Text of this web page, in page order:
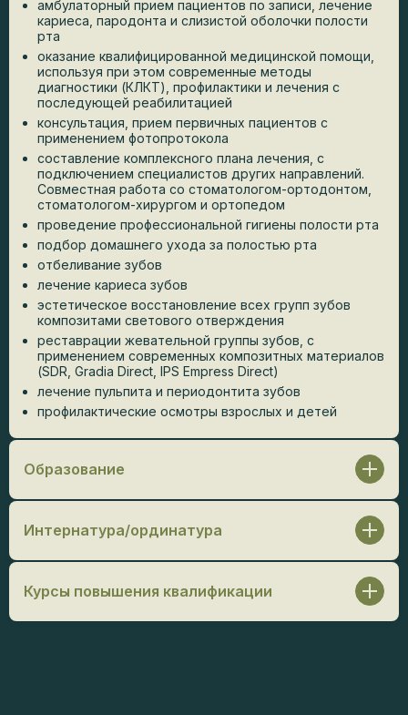
амбулаторный прием пациентов по записи, лечение
кариеса, пародонта и слизистой оболочки полости
рта
оказание квалифицированной медицинской помощи,
используя при этом современные методы
диагностики (КЛКТ), профилактики и лечения с
последующей реабилитацией
консультация, прием первичных пациентов с
применением фотопротокола
составление комплексного плана лечения, с
подключением специалистов других направлений.
Совместная работа со стоматологом-ортодонтом,
стоматологом-хирургом и ортопедом
проведение профессиональной гигиены полости рта
подбор домашнего ухода за полостью рта
отбеливание зубов
лечение кариеса зубов
эстетическое восстановление всех групп зубов
композитами светового отверждения
реставрации жевательной группы зубов, с
применением современных композитных материалов
(SDR, Gradia Direct, IPS Empress Direct)
лечение пульпита и периодонтита зубов
профилактические осмотры взрослых и детей
Образование
Ставропольский государственный медицинский
университет / Стоматолог-терапевт, 2021 г.
Интернатура/ординатура
Ординатура:ФГБУ ФНКЦ ФМБА России /
Стоматолог-ортопед, 2023 г.
Курсы повышения квалификации